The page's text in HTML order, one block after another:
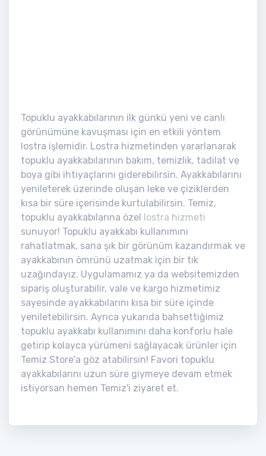
Topuklu ayakkabılarının ilk günkü yeni ve canlı
görünümüne kavuşması için en etkili yöntem
lostra işlemidir. Lostra hizmetinden yararlanarak
topuklu ayakkabılarının bakım, temizlik, tadilat ve
boya gibi ihtiyaçlarını giderebilirsin. Ayakkabılarını
yenileterek üzerinde oluşan leke ve çiziklerden
kısa bir süre içerisinde kurtulabilirsin. Temiz,
topuklu ayakkabılarına özel lostra hizmeti
sunuyor! Topuklu ayakkabı kullanımını
rahatlatmak, sana şık bir görünüm kazandırmak ve
ayakkabının ömrünü uzatmak için bir tık
uzağındayız. Uygulamamız ya da websitemizden
sipariş oluşturabilir, vale ve kargo hizmetimiz
sayesinde ayakkabılarını kısa bir süre içinde
yeniletebilirsin. Ayrıca yukarıda bahsettiğimiz
topuklu ayakkabı kullanımını daha konforlu hale
getirip kolayca yürümeni sağlayacak ürünler için
Temiz Store'a göz atabilirsin! Favori topuklu
ayakkabılarını uzun süre giymeye devam etmek
istiyorsan hemen Temiz'i ziyaret et.